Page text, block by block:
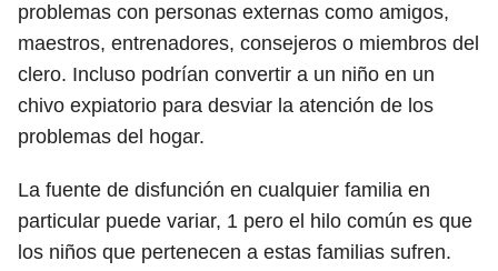
problemas con personas externas como amigos,
maestros, entrenadores, consejeros o miembros del
clero. Incluso podrían convertir a un niño en un
chivo expiatorio para desviar la atención de los
problemas del hogar.
La fuente de disfunción en cualquier familia en
particular puede variar, 1 pero el hilo común es que
los niños que pertenecen a estas familias sufren.